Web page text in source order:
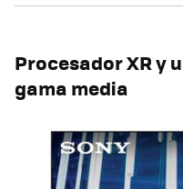
Procesador XR y
gama media